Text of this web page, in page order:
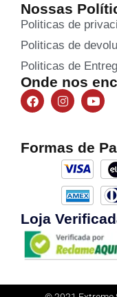
Nossas
Politicas de
Politicas de
Politicas de
Onde nos
Formas de
Loja